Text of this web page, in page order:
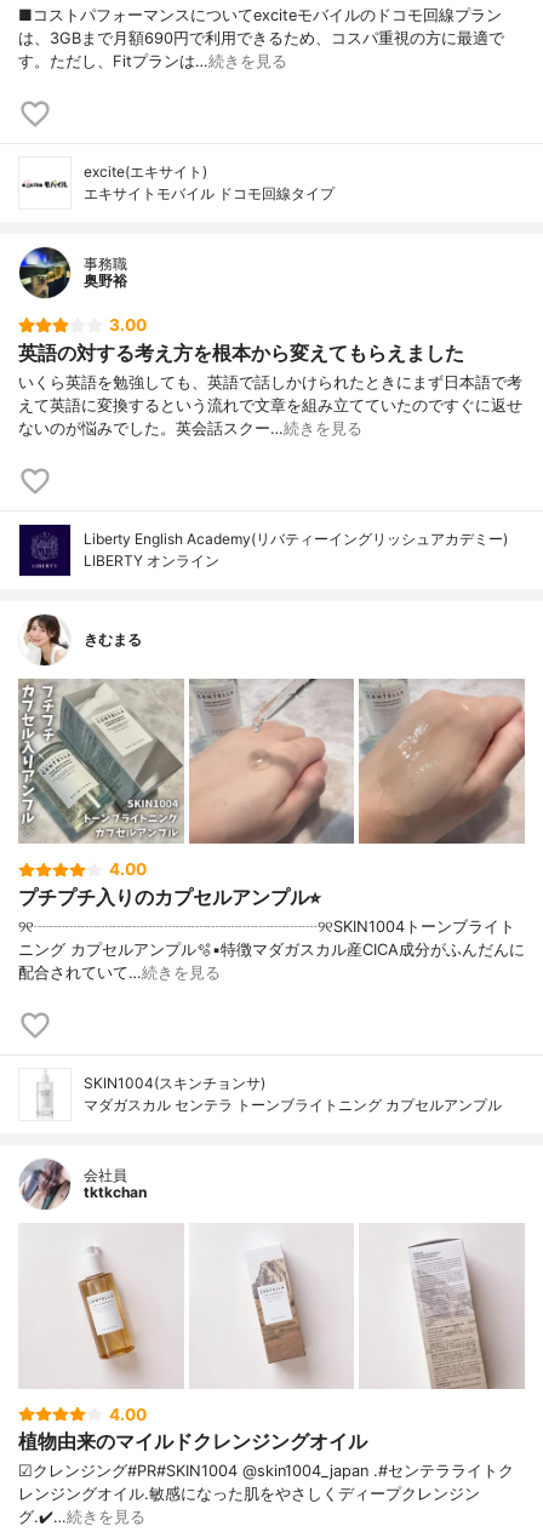
■コストパフォーマンスについてexciteモバイルのドコモ回線プラン
は、3GBまで月額690円で利用できるため、コスパ重視の方に最適で
す。ただし、Fitプランは…続きを見る
excite(エキサイト)
エキサイトモバイル ドコモ回線タイプ
事務職
奥野裕
3.00
英語の対する考え方を根本から変えてもらえました
いくら英語を勉強しても、英語で話しかけられたときにまず日本語で考
えて英語に変換するという流れで文章を組み立てていたのですぐに返せ
ないのが悩みでした。英会話スクー…続きを見る
Liberty English Academy(リバティーイングリッシュアカデミー)
LIBERTY オンライン
きむまる
4.00
プチプチ入りのカプセルアンプル⭐︎
୨୧┈┈┈┈┈┈┈┈┈┈┈┈┈┈┈┈┈┈୨୧SKIN1004トーンブライト
ニング カプセルアンプル🫧▪︎特徴マダガスカル産CICA成分がふんだんに
配合されていて…続きを見る
SKIN1004(スキンチョンサ)
マダガスカル センテラ トーンブライトニング カプセルアンプル
会社員
tktkchan
4.00
植物由来のマイルドクレンジングオイル
☑クレンジング#PR#SKIN1004 @skin1004_japan .#センテラライトク
レンジングオイル.敏感になった肌をやさしくディープクレンジン
グ.✔️…続きを見る